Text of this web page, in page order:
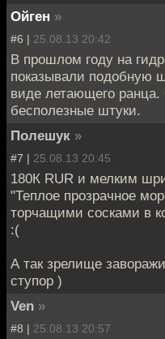
Ойген »
#6 | 25.08.13 20:42
В прошлом году на
показывали подобную
виде летающего
бесполезные штуки.
Полешук »
#7 | 25.08.13 20:45
180К RUR и мелким
"Теплое прозрачное
торчащими сосками в
:(
А так зрелище
ступор )
Ven »
#8 | 25.08.13 20:57